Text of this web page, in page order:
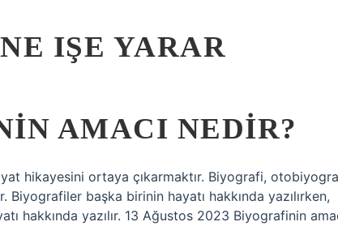
IŞE YARAR
AMACI NEDIR?
hikayesini ortaya çıkarmaktır. Biyografi,
başka birinin hayatı hakkında yazılırken,
hakkında yazılır. 13 Ağustos 2023 Biyografinin